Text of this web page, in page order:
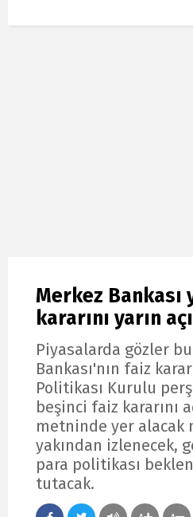
Merkez Bankası
kararını yarın
Piyasalarda gözler
Bankası'nın faiz
Politikası Kurulu
beşinci faiz kararını
metninde yer alacak
yakından izlenecek,
para politikası
tutacak.